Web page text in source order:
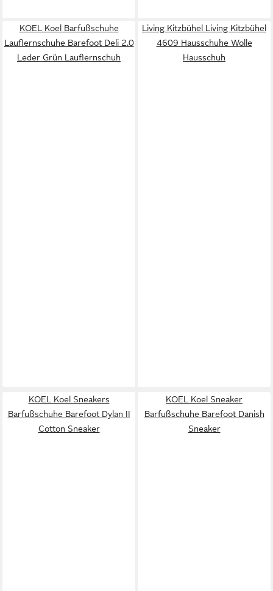
KOEL Koel Barfußschuhe
Lauflernschuhe Barefoot Deli 2.0
Leder Grün Lauflernschuh
Living Kitzbühel Living Kitzbühel
4609 Hausschuhe Wolle
Hausschuh
KOEL Koel Sneakers
Barfußschuhe Barefoot Dylan II
Cotton Sneaker
KOEL Koel Sneaker
Barfußschuhe Barefoot Danish
Sneaker